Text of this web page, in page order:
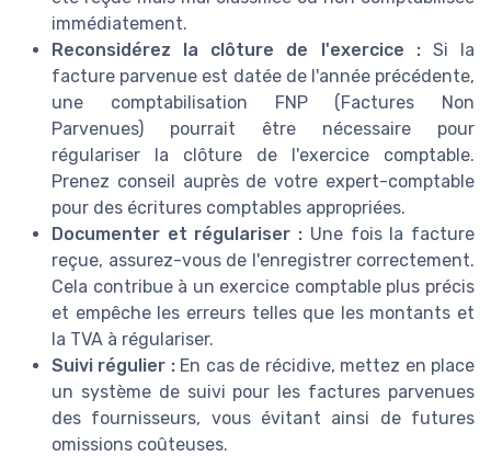
immédiatement.
Reconsidérez la clôture de l'exercice :Si la
facture parvenue est datée de l'année précédente,
une comptabilisation FNP (Factures Non
Parvenues) pourrait être nécessaire pour
régulariser la clôture de l'exercice comptable.
Prenez conseil auprès de votre expert-comptable
pour des écritures comptables appropriées.
Documenter et régulariser : Une fois la facture
reçue, assurez-vous de l'enregistrer correctement.
Cela contribue à un exercice comptable plus précis
et empêche les erreurs telles que les montants et
la TVA à régulariser.
Suivi régulier :En cas de récidive, mettez en place
un système de suivi pour les factures parvenues
des fournisseurs, vous évitant ainsi de futures
omissions coûteuses.